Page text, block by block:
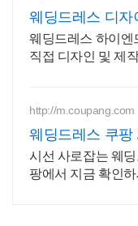
웨딩드레스 디자
전문
웨딩드레스 하이엔
직접 디자인 및 제
http://m.coupang.com
웨딩드레스 쿠팡
시 적립
시선 사로잡는 웨
팡에서 지금 확인